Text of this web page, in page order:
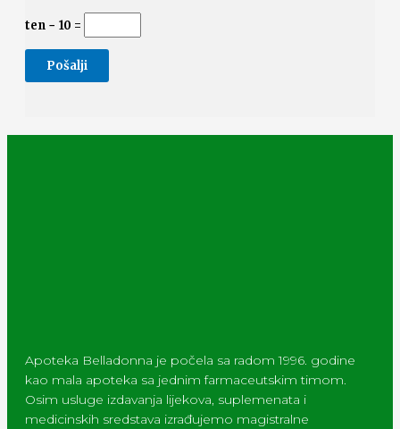
ten − 10 =
Apoteka Belladonna je počela sa radom 1996. godine
kao mala apoteka sa jednim farmaceutskim timom.
Osim usluge izdavanja lijekova, suplemenata i
medicinskih sredstava izrađujemo magistralne